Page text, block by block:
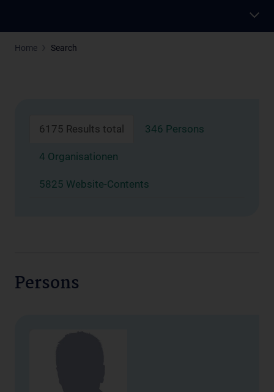
Home Search
6175 Results total 346 Persons
4 Organisationen
5825 Website-Contents
Persons